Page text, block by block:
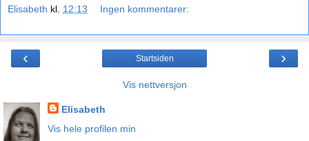
Elisabeth kl. 12:13 Ingen kommentarer:
‹ ›
Startsiden
Vis nettversjon
Elisabeth
Vis hele profilen min